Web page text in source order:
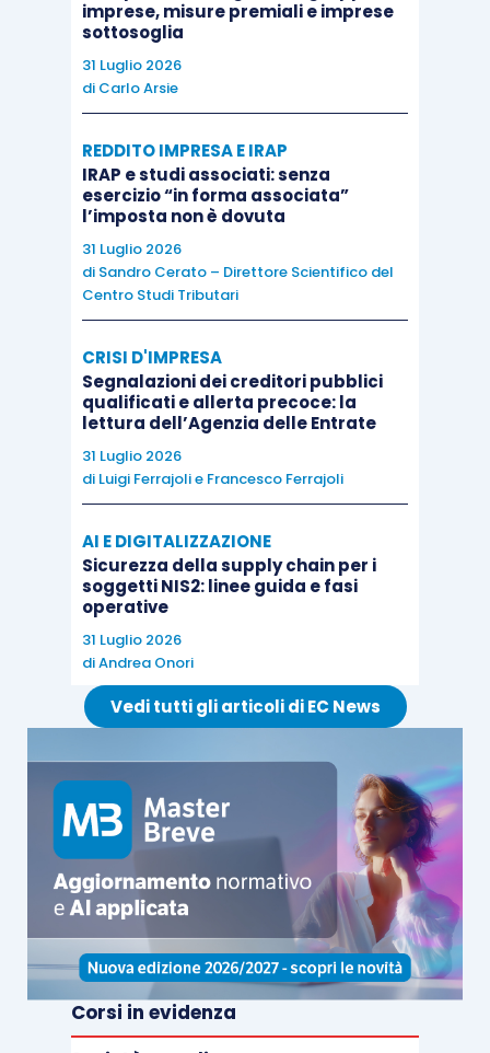
da 1.000.000 di euro a 1.200.000 euro con effetto
fiscale nel 2021, il valore da prendere in
considerazione nel periodo d’imposta 2022 va
ricavi effettivi, da indicare nellacolonna 3
RS18del modello Redditi 2023, si
determinano considerando le seguenti
Conto economico
:
A2) Incremento (variazioni positive) delle
rimanenze di prodotti;
A3) Incremento (variazioni positive) dei lavori in
A5) Ricavi e proventi diversi (compresi i
contributi in conto esercizio);
B11) Incremento (variazioni positive) delle
rimanenze di materie prime e merci;
C15) Proventi da partecipazione;
C16) Altri proventi finanziari.
Assume sempre rilevanza il
valore medio
dell’esercizio e dei 3 precedenti.
Infine, laddove la societànon superiiltestdi
operatività, e quindi iricavi effettivi
essereinferiori ricavi presunti
imprese, misure premiali e imprese
sottosoglia
31 Luglio 2026
di Carlo Arsie
REDDITO IMPRESA E IRAP
IRAP e studi associati: senza
esercizio “in forma associata”
l’imposta non è dovuta
31 Luglio 2026
di Sandro Cerato – Direttore Scientifico del
Centro Studi Tributari
CRISI D'IMPRESA
Segnalazioni dei creditori pubblici
qualificati e allerta precoce: la
lettura dell’Agenzia delle Entrate
31 Luglio 2026
di Luigi Ferrajolie Francesco Ferrajoli
AI E DIGITALIZZAZIONE
Sicurezza della supply chain per i
soggetti NIS2: linee guida e fasi
operative
31 Luglio 2026
diAndrea Onori
Vedi tutti gli articoli di EC News
Corsi in evidenza